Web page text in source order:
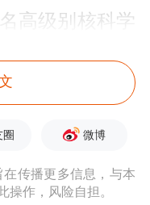
高级别核科学
；伊朗对以色
弹打击以色列
列袭击了德黑
圈 微博
传播更多信息，与本
操作，风险自担。